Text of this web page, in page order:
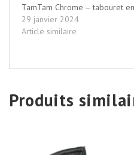
TamTam Chrome – tabouret
29 janvier 2024
Article similaire
Produits